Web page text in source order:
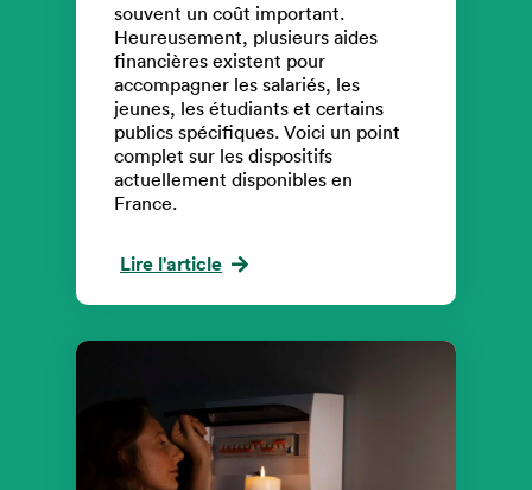
souvent un coût important.
Heureusement, plusieurs aides
financières existent pour
accompagner les salariés, les
jeunes, les étudiants et certains
publics spécifiques. Voici un point
complet sur les dispositifs
actuellement disponibles en
France.
Lire l'article